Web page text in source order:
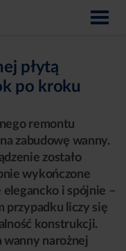
płytą
po kroku
remontu
zabudowę wanny.
zostało
wykończone
i spójnie –
przypadku liczy się
konstrukcji.
wanny narożnej